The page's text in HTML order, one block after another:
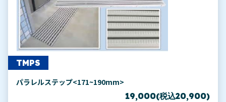
TMPS
パラレルステップ<171~190mm>
19,000(税込20,900)